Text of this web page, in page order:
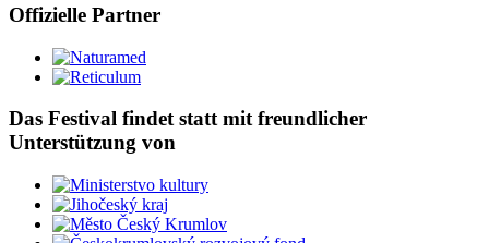
Offizielle Partner
Das Festival findet statt mit freundlicher
Unterstützung von